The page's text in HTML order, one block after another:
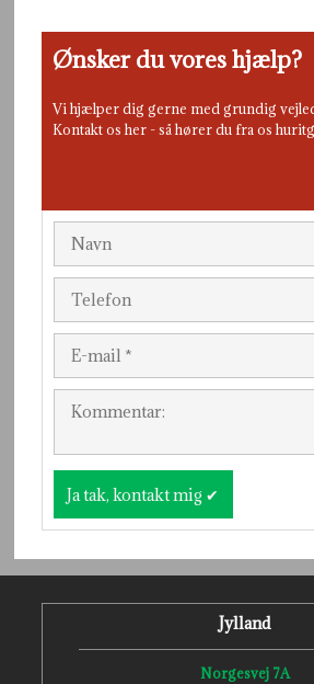
Ønsker du vores hjælp?
Vi hjælper dig gerne med grundig
Kontakt os her - så hører du fra os
Jylland
Norgesvej 7A